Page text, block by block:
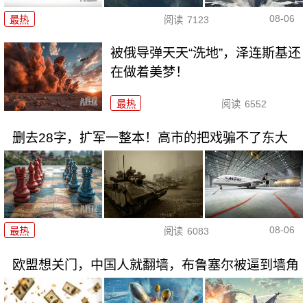
最热 阅读 7123 08-06
被俄导弹天天“洗地”，泽连斯基还
在做着美梦！
最热 阅读 6552
删去28字，扩军一整本！高市的把戏骗不了东大
最热 阅读 6083 08-06
欧盟想关门，中国人就翻墙，布鲁塞尔被逼到墙角